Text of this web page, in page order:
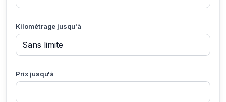
Kilométrage jusqu'à
Prix jusqu'à